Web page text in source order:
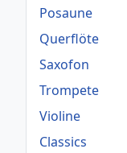
Posaune
Querflöte
Saxofon
Trompete
Violine
Classics